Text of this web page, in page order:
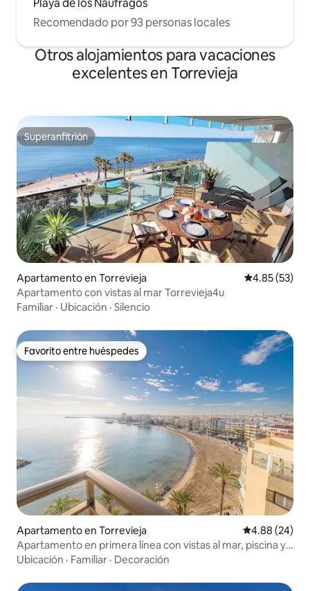
Playa de los Náufragos
Recomendado por 93 personas locales
Otros alojamientos para vacaciones
excelentes en Torrevieja
Superanfitrión
Superanfitrión
Apartamento en Torrevieja Calificación
4.85 (53)
Apartamento con vistas al mar Torrevieja4u
Familiar · Ubicación · Silencio
Favorito entre huéspedes
Favorito entre huéspedes
Apartamento en Torrevieja Calificación
4.88 (24)
Apartamento en primera línea con vistas al mar, piscina y
centro
Ubicación · Familiar · Decoración